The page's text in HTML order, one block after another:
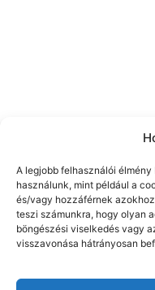
A legjobb felhasználói
használunk, mint például a
és/vagy hozzáférnek
teszi számunkra, hogy olyan
böngészési viselkedés vagy
visszavonása hátrányosan